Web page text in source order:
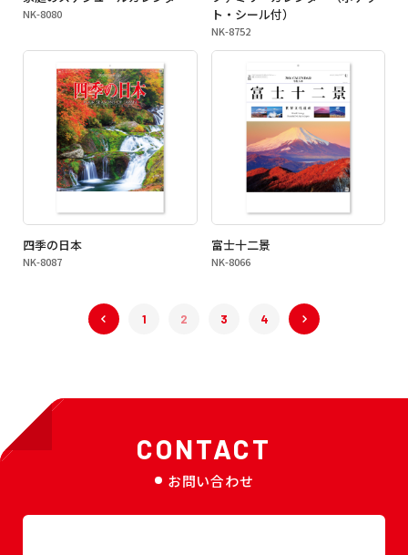
NK-8080
ト・シール付）
NK-8752
四季の日本
NK-8087
富士十二景
NK-8066
« 前へ 1 2 3 4
次へ »
CONTACT
お問い合わせ